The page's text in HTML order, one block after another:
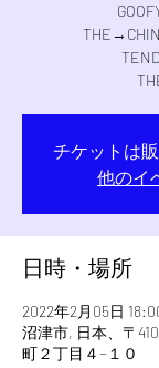
チケットは
他のイ
日時・場所
2022年2月05日
沼津市, 日本、〒
町２丁目４−１０